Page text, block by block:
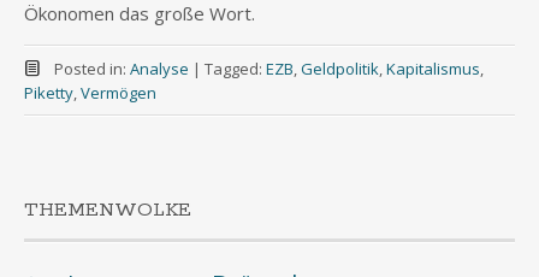
Ökonomen das große Wort.
Posted in: Analyse | Tagged: EZB,Geldpolitik,Kapitalismus,
Piketty,Vermögen
THEMENWOLKE